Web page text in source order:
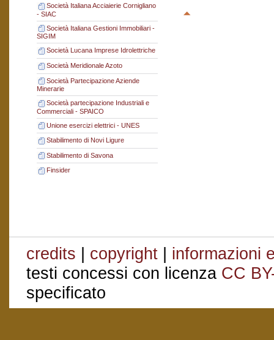
Società Italiana Acciaierie Cornigliano
- SIAC
Società Italiana Gestioni Immobiliari -
SIGIM
Società Lucana Imprese Idrolettriche
Società Meridionale Azoto
Società Partecipazione Aziende
Minerarie
Società partecipazione Industriali e
Commerciali - SPAICO
Unione esercizi elettrici - UNES
Stabilimento di Novi Ligure
Stabilimento di Savona
Finsider
credits | copyright | informazioni
testi concessi con licenza CC
specificato